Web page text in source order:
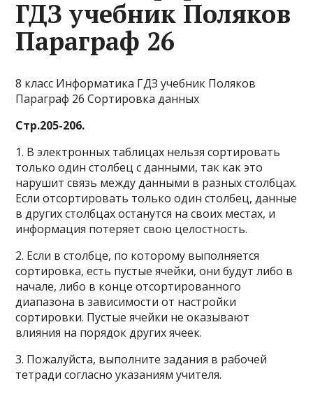
ГДЗ учебник Поляков
Параграф 26
8 класс Информатика ГДЗ учебник Поляков
Параграф 26 Сортировка данных
Стр.205-206.
1. В электронных таблицах нельзя сортировать
только один столбец с данными, так как это
нарушит связь между данными в разных столбцах.
Если отсортировать только один столбец, данные
в других столбцах останутся на своих местах, и
информация потеряет свою целостность.
2. Если в столбце, по которому выполняется
сортировка, есть пустые ячейки, они будут либо в
начале, либо в конце отсортированного
диапазона в зависимости от настройки
сортировки. Пустые ячейки не оказывают
влияния на порядок других ячеек.
3. Пожалуйста, выполните задания в рабочей
тетради согласно указаниям учителя.